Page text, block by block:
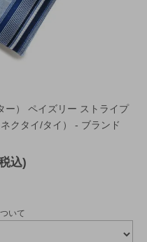
ー） ペイズリー ストライプ
クタイ/タイ） - ブランド
込)
いて